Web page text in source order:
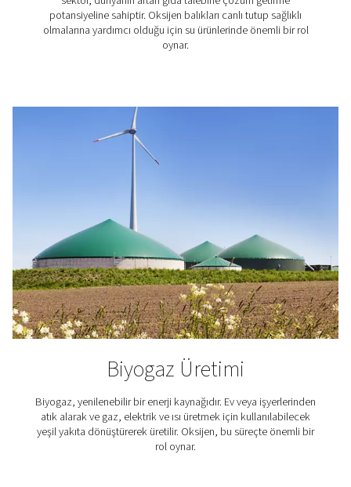
Azot, diğer birçok maddeyle reaksiyona girmeyen
gazdır. Bu da onu özellikle bilimsel laboratuvarlar ve
enstitüleri için kullanışlı kılar. Hassas maddelerin ve